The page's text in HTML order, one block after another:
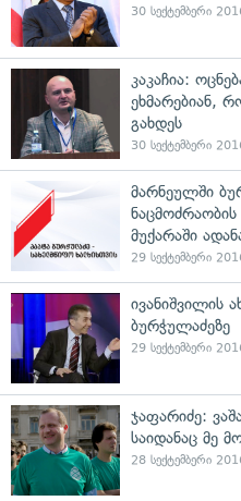
30 სექტემბერი
კაკაჩია:
ეხმარებიან,
გახდეს
30 სექტემბერი
მარნეულში
ნაცმოძრაობის
მუქარაში
29 სექტემბერი
ივანიშვილის
ბურჭულაძეზე
29 სექტემბერი
ჯაფარიძე:
საიდანაც მე
28 სექტემბერი